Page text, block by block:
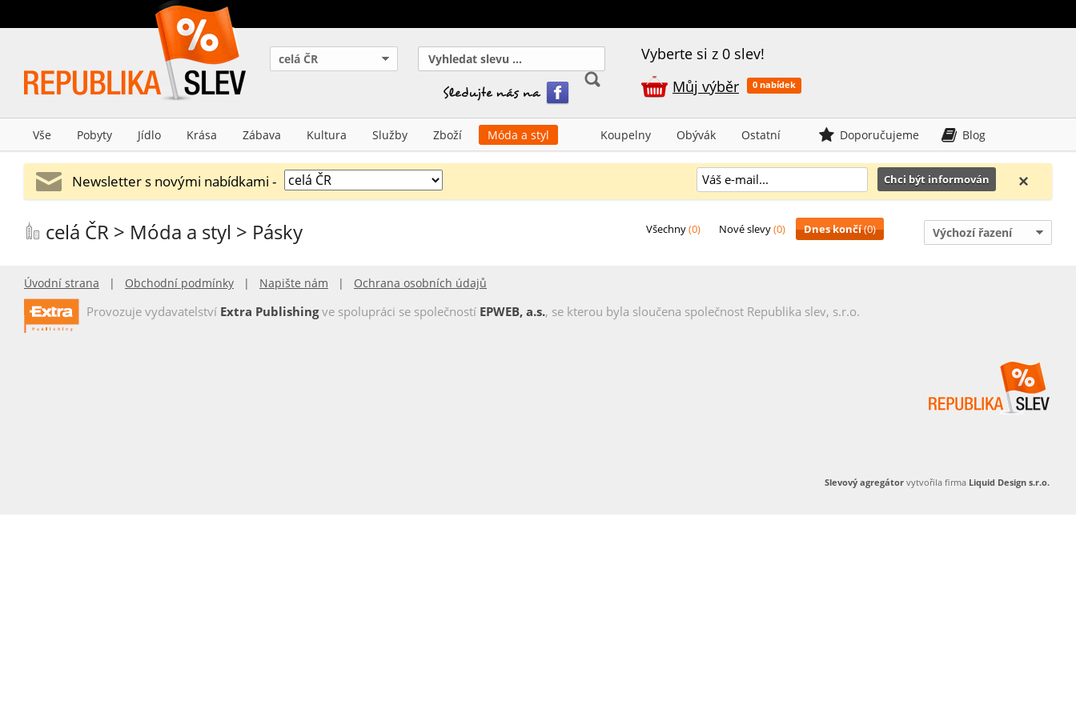
celá ČR
Vyberte si z 0 slev!
Můj výběr
0 nabídek
Vše Pobyty Jídlo Krása Zábava Kultura Služby Zboží Móda a styl Koupelny Obývák Ostatní Doporučujeme Blog
Newsletter s novými nabídkami -
celá ČR > Móda a styl > Pásky Výchozí řazení
Všechny(0) Nové slevy(0) Dnes končí(0)
Úvodní strana | Obchodní podmínky | Napište nám | Ochrana osobních údajů
Provozuje vydavatelství Extra Publishingve spolupráci se společností EPWEB, a.s., se kterou byla sloučena společnost Republika slev, s.r.o.
Slevový agregátor vytvořila firma Liquid Design s.r.o.